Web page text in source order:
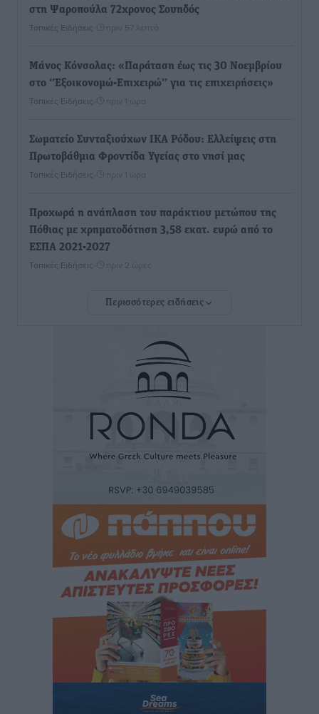
στη Ψαροπούλα 72χρονος Σουηδός
Τοπικές Ειδήσεις πριν 57 λεπτά
Μάνος Κόνσολας: «Παράταση έως τις 30 Νοεμβρίου
στο ‘’Εξοικονομώ-Επιχειρώ’’ για τις επιχειρήσεις»
Τοπικές Ειδήσεις πριν 1 ώρα
Σωματείο Συνταξιούχων ΙΚΑ Ρόδου: Ελλείψεις στη
Πρωτοβάθμια Φροντίδα Υγείας στο νησί μας
Τοπικές Ειδήσεις πριν 1 ώρα
Προχωρά η ανάπλαση του παράκτιου μετώπου της
Πόθιας με χρηματοδότηση 3,58 εκατ. ευρώ από το
ΕΣΠΑ 2021-2027
Τοπικές Ειδήσεις πριν 2 ώρες
Την Παρασκευή 21 Αυγούστου η τελετή εγκαινίων
Γενναδίου παρουσία του Άδωνι Γεωργιάδη
πριν 2 ώρες
Στη Λέρο ο πρόεδρος του ΠΑΣΟΚ Νίκος Ανδρουλάκης
Τοπικές Ειδήσεις• πριν 2 ώρες
Στα 2-2,35 GW ο στόχος για τα πρώτα υπεράκτια
πριν 3 ώρες
Η Ελλάδα κρατά το τουριστικό momentum, παρά τις
γεωπολιτικές αναταράξεις
πριν 4 ώρες
Σε κόκκινο συναγερμό επτά Περιφέρειες – Οι οδηγίες
της Πολιτικής Προστασίας και ο Χάρτης Πρόβλεψης
πριν 4 ώρες
– Στο μικροσκόπιο τουριστικοί προορισμοί, ταμειακές
Περισσότερες ειδήσεις